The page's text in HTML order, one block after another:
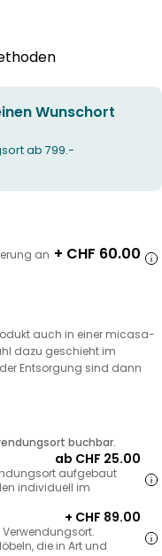
Wunschort
ab 799.-
an + CHF 60.00
auch in einer micasa-
dazu geschieht im
Entsorgung sind dann
buchbar.
ab CHF 25.00
aufgebaut
individuell im
+ CHF 89.00
die in Art und